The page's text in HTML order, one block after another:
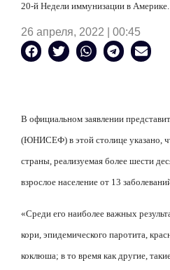
20-й Недели иммунизации в Америке.
26 апреля, 2022 | 00:45
В официальном заявлении
(ЮНИСЕФ) в этой столице указано,
страны, реализуемая более шести
взрослое население от 13
«Среди его наиболее важных
кори, эпидемического паротита,
коклюша; в то время как другие,